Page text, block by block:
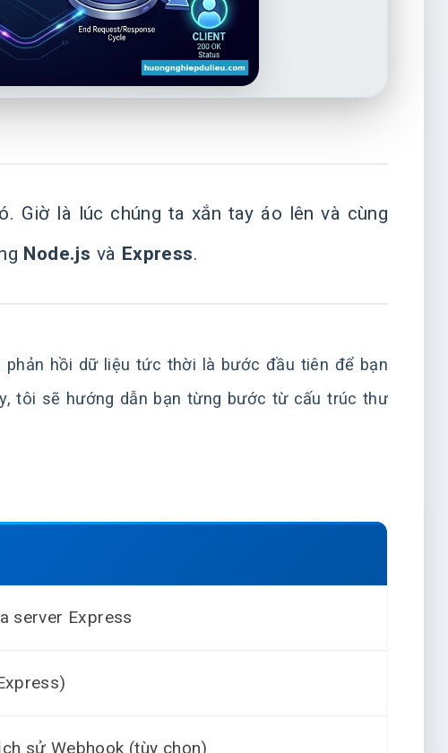
Giờ là lúc chúng ta xắn tay áo lên và cùng
Node.js và Express.
hồi dữ liệu tức thời là bước đầu tiên để bạn
tôi sẽ hướng dẫn bạn từng bước từ cấu trúc thư
server Express
sử Webhook (tùy chọn)